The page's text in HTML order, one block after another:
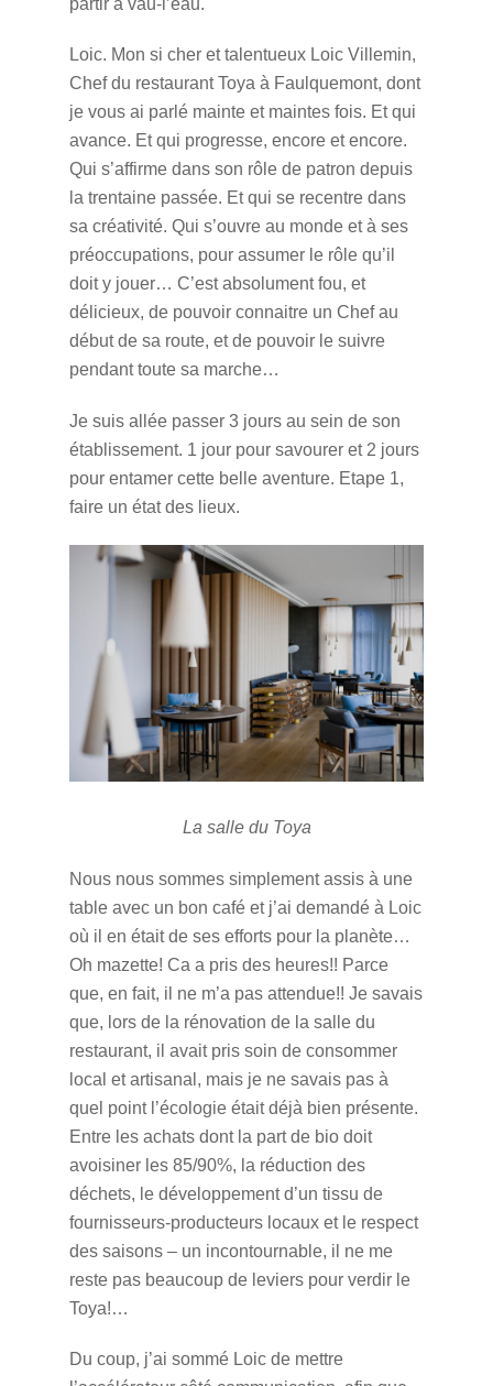
Loic. Mon si cher et talentueux Loic Villemin,
Chef du restaurant Toya à Faulquemont, dont
je vous ai parlé mainte et maintes fois. Et qui
avance. Et qui progresse, encore et encore.
Qui s’affirme dans son rôle de patron depuis
la trentaine passée. Et qui se recentre dans
sa créativité. Qui s’ouvre au monde et à ses
préoccupations, pour assumer le rôle qu’il
doit y jouer… C’est absolument fou, et
délicieux, de pouvoir connaitre un Chef au
début de sa route, et de pouvoir le suivre
pendant toute sa marche…
Je suis allée passer 3 jours au sein de son
établissement. 1 jour pour savourer et 2 jours
pour entamer cette belle aventure. Etape 1,
faire un état des lieux.
La salle du Toya
Nous nous sommes simplement assis à une
table avec un bon café et j’ai demandé à Loic
où il en était de ses efforts pour la planète…
Oh mazette! Ca a pris des heures!! Parce
que, en fait, il ne m’a pas attendue!! Je savais
que, lors de la rénovation de la salle du
restaurant, il avait pris soin de consommer
local et artisanal, mais je ne savais pas à
quel point l’écologie était déjà bien présente.
Entre les achats dont la part de bio doit
avoisiner les 85/90%, la réduction des
déchets, le développement d’un tissu de
fournisseurs-producteurs locaux et le respect
des saisons – un incontournable, il ne me
reste pas beaucoup de leviers pour verdir le
Toya!…
Du coup, j’ai sommé Loic de mettre